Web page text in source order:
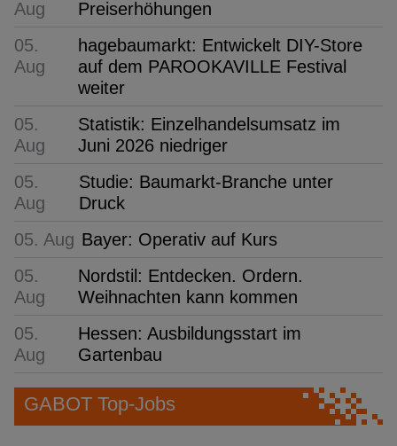
Aug
Preiserhöhungen
05.
Aug
hagebaumarkt: Entwickelt DIY-Store
auf dem PAROOKAVILLE Festival
weiter
05.
Aug
Statistik: Einzelhandelsumsatz im
Juni 2026 niedriger
05.
Aug
Studie: Baumarkt-Branche unter
Druck
05. Aug Bayer: Operativ auf Kurs
05.
Aug
Nordstil: Entdecken. Ordern.
Weihnachten kann kommen
05.
Aug
Hessen: Ausbildungsstart im
Gartenbau
GABOT Top-Jobs